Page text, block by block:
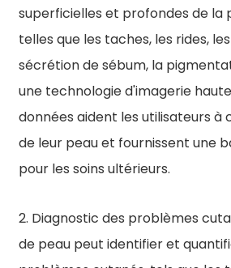
superficielles et profondes de la
telles que les taches, les rides,
sécrétion de sébum, la
une technologie d'imagerie
données aident les utilisateurs
de leur peau et fournissent une
pour les soins ultérieurs.
2. Diagnostic des problèmes
de peau peut identifier et